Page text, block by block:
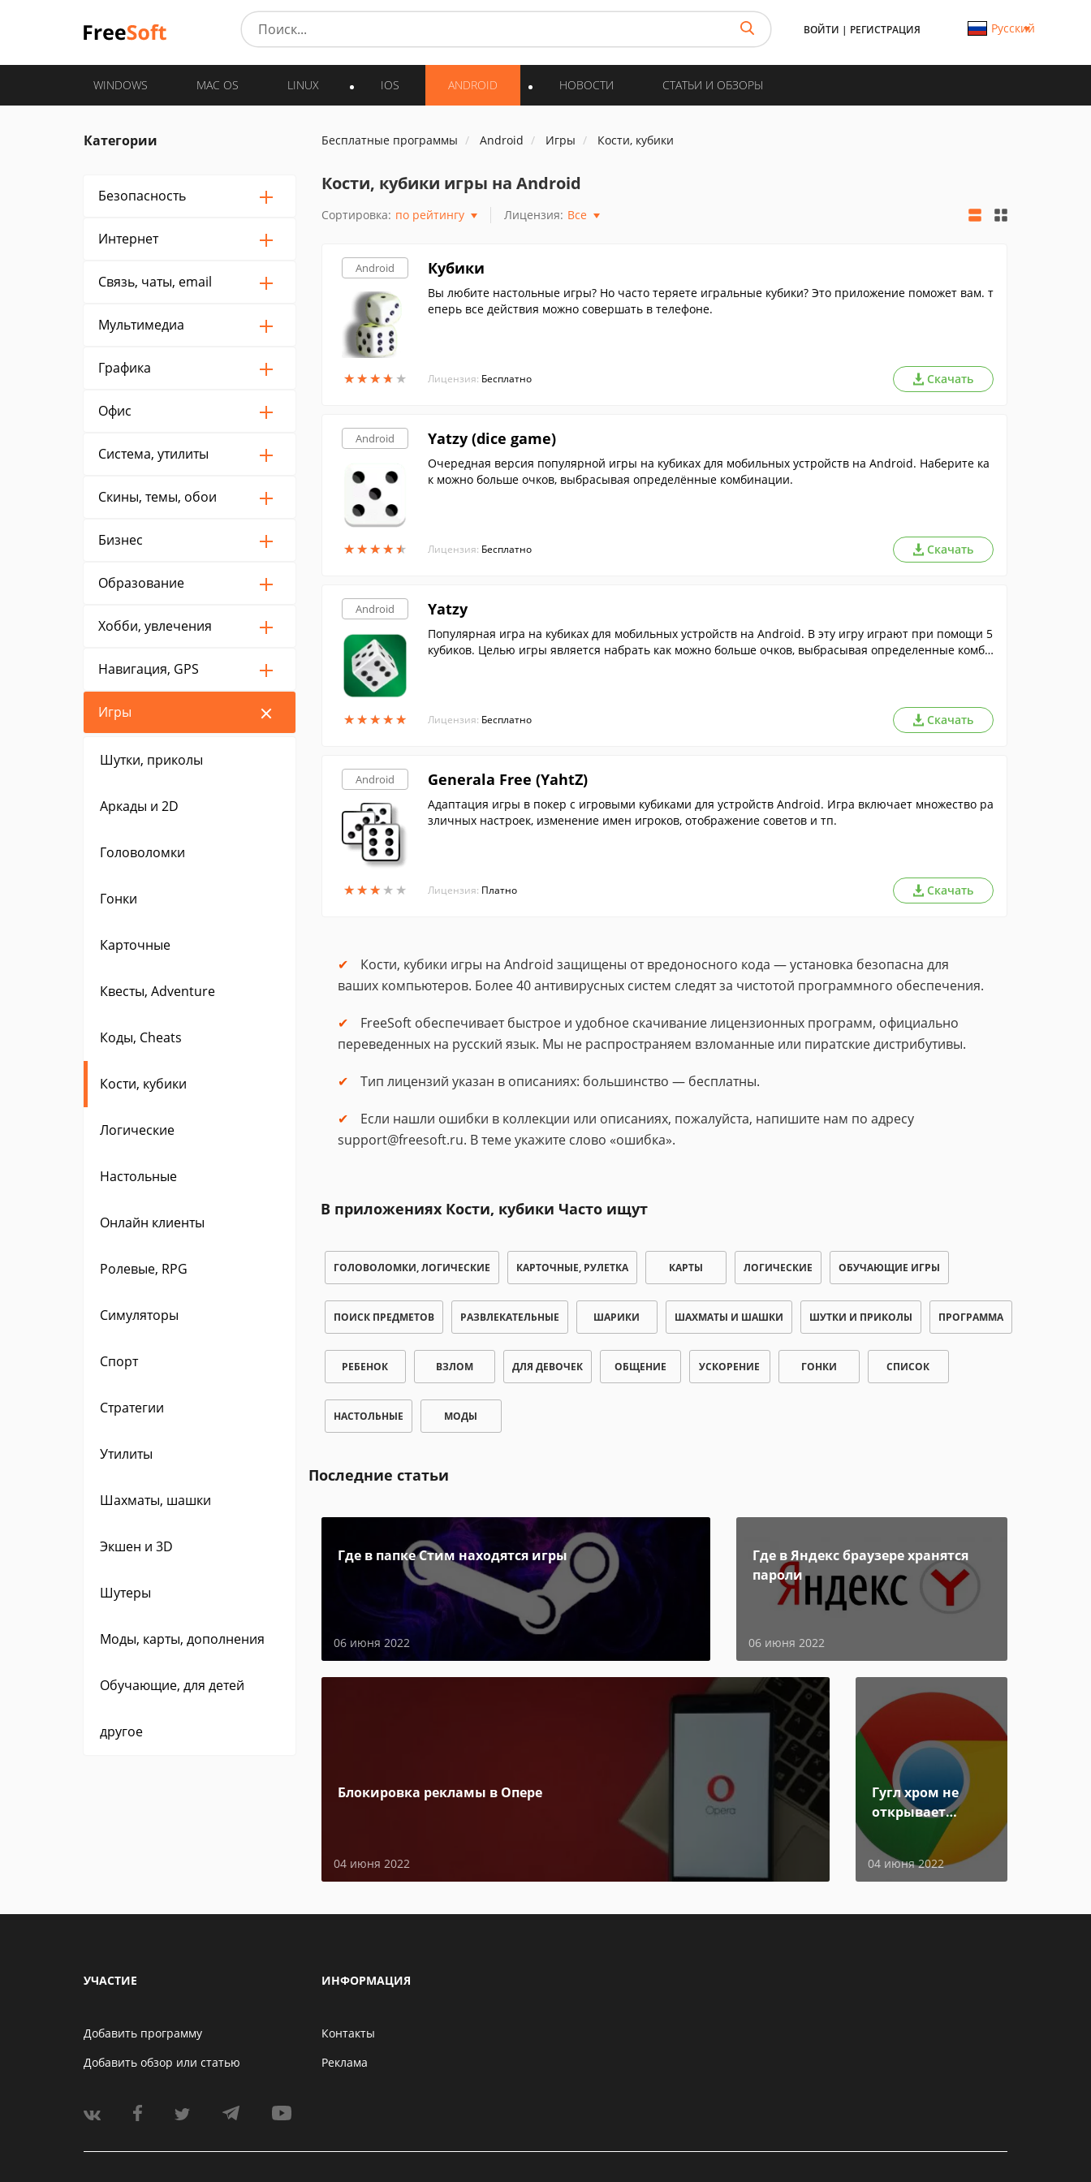
ВОЙТИ | РЕГИСТРАЦИЯ Русский
WINDOWS MAC OS LINUX IOS ANDROID НОВОСТИ СТАТЬИ И ОБЗОРЫ
Категории
Безопасность
Интернет
Связь, чаты, email
Мультимедиа
Графика
Офис
Система, утилиты
Скины, темы, обои
Бизнес
Образование
Хобби, увлечения
Навигация, GPS
Игры
Шутки, приколы
Аркады и 2D
Головоломки
Гонки
Карточные
Квесты, Adventure
Коды, Cheats
Кости, кубики
Логические
Настольные
Онлайн клиенты
Ролевые, RPG
Симуляторы
Спорт
Стратегии
Утилиты
Шахматы, шашки
Экшен и 3D
Шутеры
Моды, карты, дополнения
Обучающие, для детей
другое
Бесплатные программы Android Игры Кости, кубики
Кости, кубики игры на Android
Сортировка: по рейтингу Лицензия: Все
Android
★★★★ ★
★★★★ ★
Кубики
Вы любите настольные игры? Но часто теряете игральные кубики? Это приложение поможет вам. т
еперь все действия можно совершать в телефоне.
Лицензия: Бесплатно Скачать
Android
★★★★★
★★★★★
Yatzy (dice game)
Очередная версия популярной игры на кубиках для мобильных устройств на Android. Наберите ка
к можно больше очков, выбрасывая определённые комбинации.
Лицензия: Бесплатно Скачать
Android
★★★★★
★★★★★
Yatzy
Популярная игра на кубиках для мобильных устройств на Android. В эту игру играют при помощи 5
кубиков. Целью игры является набрать как можно больше очков, выбрасывая определенные комби
Лицензия: Бесплатно Скачать
Android
★★★ ★ ★
★★★ ★ ★
Generala Free (YahtZ)
Адаптация игры в покер с игровыми кубиками для устройств Android. Игра включает множество ра
зличных настроек, изменение имен игроков, отображение советов и тп.
Лицензия: Платно Скачать
Кости, кубики игры на Android защищены от вредоносного кода — установка безопасна для
ваших компьютеров. Более 40 антивирусных систем следят за чистотой программного обеспечения.
FreeSoft обеспечивает быстрое и удобное скачивание лицензионных программ, официально
переведенных на русский язык. Мы не распространяем взломанные или пиратские дистрибутивы.
Тип лицензий указан в описаниях: большинство — бесплатны.
Если нашли ошибки в коллекции или описаниях, пожалуйста, напишите нам по адресу
support@freesoft.ru. В теме укажите слово «ошибка».
В приложениях Кости, кубики Часто ищут
ГОЛОВОЛОМКИ, ЛОГИЧЕСКИЕ КАРТОЧНЫЕ, РУЛЕТКА КАРТЫ ЛОГИЧЕСКИЕ ОБУЧАЮЩИЕ ИГРЫ
ПОИСК ПРЕДМЕТОВ РАЗВЛЕКАТЕЛЬНЫЕ ШАРИКИ ШАХМАТЫ И ШАШКИ ШУТКИ И ПРИКОЛЫ ПРОГРАММА
РЕБЕНОК ВЗЛОМ ДЛЯ ДЕВОЧЕК ОБЩЕНИЕ УСКОРЕНИЕ ГОНКИ СПИСОК
НАСТОЛЬНЫЕ МОДЫ
Последние статьи
Где в папке Стим находятся игры
06 июня 2022
Где в Яндекс браузере хранятся
пароли
06 июня 2022
Блокировка рекламы в Опере
04 июня 2022
Гугл хром не
открывает
04 июня 2022
УЧАСТИЕ
Добавить программу
Добавить обзор или статью
ИНФОРМАЦИЯ
Контакты
Реклама